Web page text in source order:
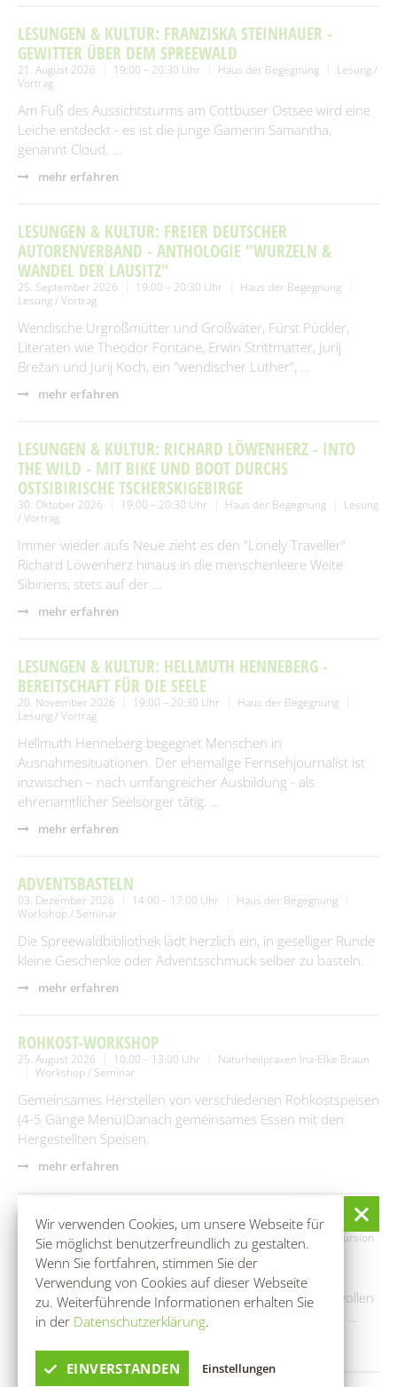
Wir verwenden Cookies, um unsere Webseite für
Sie möglichst benutzerfreundlich zu gestalten.
Wenn Sie fortfahren, stimmen Sie der
Verwendung von Cookies auf dieser Webseite
zu. Weiterführende Informationen erhalten Sie
in der Datenschutzerklärung.
EINVERSTANDEN Einstellungen
LESUNGEN & KULTUR: FRANZISKA STEINHAUER -
GEWITTER ÜBER DEM SPREEWALD
21. August 2026 19:00 – 20:30 Uhr Haus der Begegnung
Lesung /
Vortrag
Am Fuß des Aussichtsturms am Cottbuser Ostsee wird eine
Leiche entdeckt - es ist die junge Gamerin Samantha,
genannt Cloud. …
mehr erfahren
LESUNGEN & KULTUR: FREIER DEUTSCHER
AUTORENVERBAND - ANTHOLOGIE "WURZELN &
WANDEL DER LAUSITZ"
25. September 2026 19:00 – 20:30 Uhr
Haus der Begegnung
Lesung / Vortrag
Wendische Urgroßmütter und Großväter, Fürst Pückler,
Literaten wie Theodor Fontane, Erwin Strittmatter, Jurij
Brežan und Jurij Koch, ein "wendischer Luther", …
mehr erfahren
LESUNGEN & KULTUR: RICHARD LÖWENHERZ - INTO
THE WILD - MIT BIKE UND BOOT DURCHS
OSTSIBIRISCHE TSCHERSKIGEBIRGE
30. Oktober 2026 19:00 – 20:30 Uhr Haus der Begegnung
Lesung
/ Vortrag
Immer wieder aufs Neue zieht es den "Lonely Traveller"
Richard Löwenherz hinaus in die menschenleere Weite
Sibiriens, stets auf der …
mehr erfahren
LESUNGEN & KULTUR: HELLMUTH HENNEBERG -
BEREITSCHAFT FÜR DIE SEELE
20. November 2026 19:00 – 20:30 Uhr
Haus der Begegnung
Lesung / Vortrag
Hellmuth Henneberg begegnet Menschen in
Ausnahmesituationen. Der ehemalige Fernsehjournalist ist
inzwischen – nach umfangreicher Ausbildung - als
ehrenamtlicher Seelsorger tätig. …
mehr erfahren
ADVENTSBASTELN
03. Dezember 2026 14:00 – 17:00 Uhr
Haus der Begegnung
Workshop / Seminar
Die Spreewaldbibliothek lädt herzlich ein, in geselliger Runde
kleine Geschenke oder Adventsschmuck selber zu basteln.
mehr erfahren
ROHKOST-WORKSHOP
25. August 2026 10:00 – 13:00 Uhr
Naturheilpraxen Ina-Elke Braun
Workshop / Seminar
Gemeinsames Herstellen von verschiedenen Rohkostspeisen
(4-5 Gänge Menü)Danach gemeinsames Essen mit den
Hergestellten Speisen.
mehr erfahren
RANGERTOUR: IM REICH DES SCHLANGENKÖNIGS
28. August 2026 09:00 – 15:00 Uhr Bootshaus Rehnus
Exkursion
/ Wanderung
Der Spreewald ist weithin für seinen Wasserreichtum
bekannt. Doch wer die Lebensadern dieses geheimnisvollen
Fließlabyrinths wirklich kennenlernen möchte, kann auf …